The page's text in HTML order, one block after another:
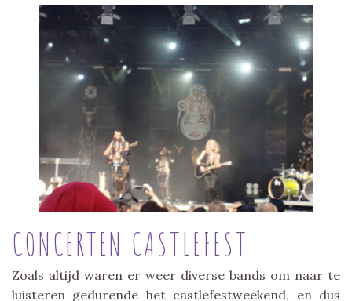
CONCERTEN CASTLEFEST
Zoals altijd waren er weer diverse bands om naar te
luisteren gedurende het castlefestweekend, en dus